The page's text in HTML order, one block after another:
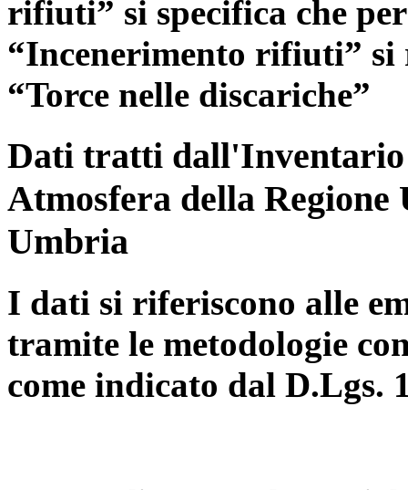
rifiuti” si specifica che
“Incenerimento rifiuti”
“Torce nelle discariche”
Dati tratti dall'Inventario
Atmosfera della
Umbria
I dati si riferiscono alle
tramite le metodologie
come indicato dal D.Lgs.